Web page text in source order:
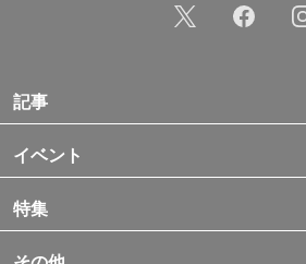
記事
イベント
特集